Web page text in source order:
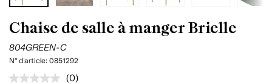
Chaise de salle à manger Brielle
804GREEN-C
N° d'article: 0851292
(0)